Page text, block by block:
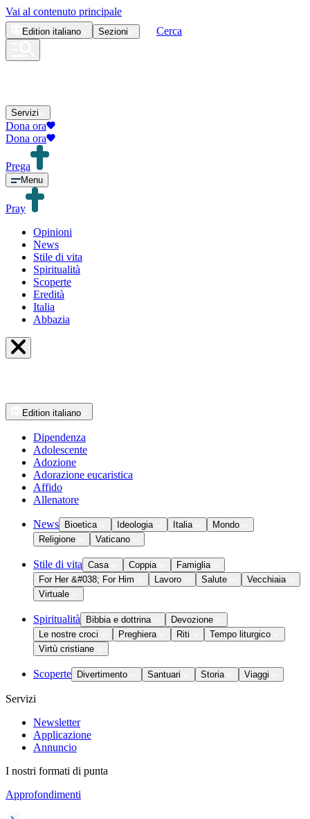
Vai al contenuto principale
Edition italiano Sezioni Cerca
Servizi
Dona ora
Dona ora
Prega
Menu
Pray
Opinioni
News
Stile di vita
Spiritualità
Scoperte
Eredità
Italia
Abbazia
Edition italiano
Dipendenza
Adolescente
Adozione
Adorazione eucaristica
Affido
Allenatore
News Bioetica Ideologia Italia
Mondo
Religione
Vaticano
Stile di vita Casa Coppia
Famiglia
For Her &#038; For Him
Lavoro Salute
Vecchiaia
Virtuale
Spiritualità Bibbia e dottrina
Devozione
Le nostre croci
Preghiera Riti
Tempo liturgico
Virtù cristiane
Scoperte Divertimento Santuari Storia Viaggi
Servizi
Newsletter
Applicazione
Annuncio
I nostri formati di punta
Approfondimenti